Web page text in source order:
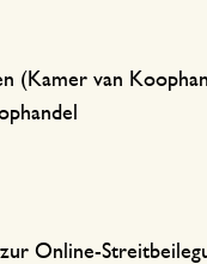
(Kamer van
Online-